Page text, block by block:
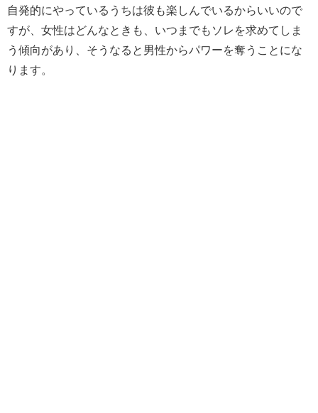
自発的にやっているうちは彼も楽しんでいるからいいので
すが、女性はどんなときも、いつまでもソレを求めてしま
う傾向があり、そうなると男性からパワーを奪うことにな
ります。